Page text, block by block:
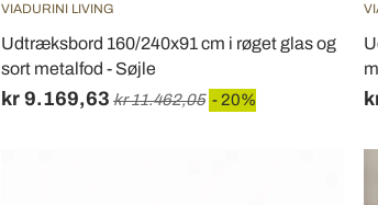
VIADURINI LIVING
Udtræksbord 160/240x91 cm i røget glas og
sort metalfod - Søjle
kr 9.169,63 kr 11.462,05 - 20%